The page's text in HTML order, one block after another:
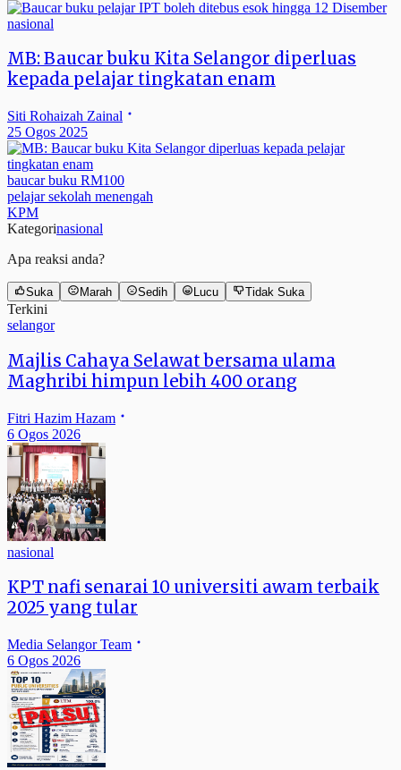
nasional
MB: Baucar buku Kita Selangor diperluas
kepada pelajar tingkatan enam
Siti Rohaizah Zainal
25 Ogos 2025
baucar buku RM100
pelajar sekolah menengah
KPM
Kategorinasional
Apa reaksi anda?
Suka Marah Sedih Lucu Tidak Suka
Terkini
selangor
Majlis Cahaya Selawat bersama ulama
Maghribi himpun lebih 400 orang
Fitri Hazim Hazam
6 Ogos 2026
nasional
KPT nafi senarai 10 universiti awam terbaik
2025 yang tular
Media Selangor Team
6 Ogos 2026